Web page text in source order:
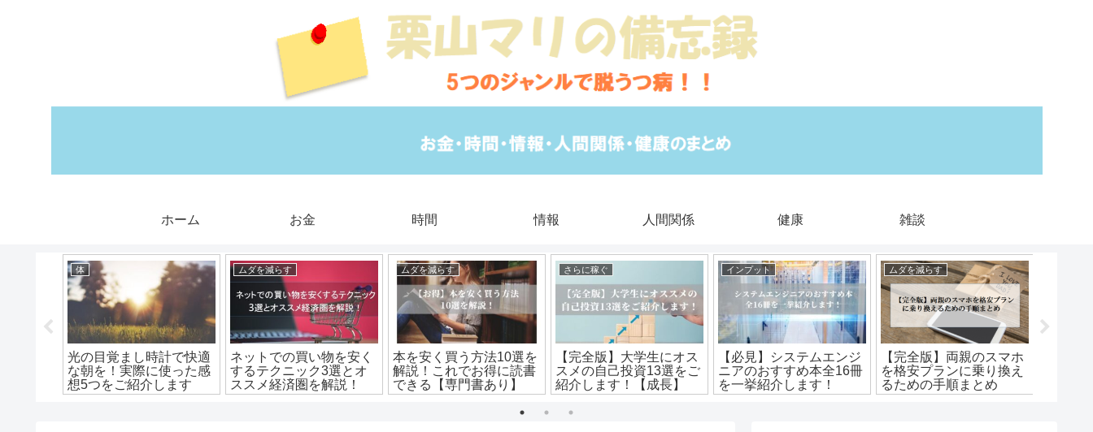
ホーム お金 時間 情報 人間関係 健康 雑談
体
光の目覚まし時計で快適
な朝を！実際に使った感
想5つをご紹介します
ムダを減らす
ネットでの買い物を安く
するテクニック3選とオ
ススメ経済圏を解説！
ムダを減らす
本を安く買う方法10選を
解説！これでお得に読書
できる【専門書あり】
さらに稼ぐ
【完全版】大学生にオス
スメの自己投資13選をご
紹介します！【成長】
インプット
【必見】システムエンジ
ニアのおすすめ本全16冊
を一挙紹介します！
ムダを減らす
【完全版】両親のスマホ
を格安プランに乗り換え
るための手順まとめ